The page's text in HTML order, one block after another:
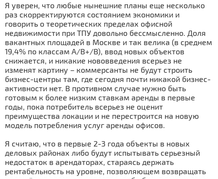
Я уверен, что любые нынешние планы еще несколько
раз скорректируются состоянием экономики и
говорить о теоретических пределах офисной
недвижимости при ТПУ довольно бессмысленно. Доля
вакантных площадей в Москве и так велика (в среднем
19,4% по классам А/В+/В), ввод новых объектов
снижается, и никакие нововведения всерьез не
изменят картину – коммерсанты не будут строить
бизнес-центры там, где сегодня почти никакой бизнес-
активности нет. В противном случае нужно быть
готовым к более низким ставкам аренды в первые
годы, пока потребитель всерьез не оценит
преимущества локации и не перестроится на новую
модель потребления услуг аренды офисов.
Я считаю, что в первые 2-3 года объекты в новых
деловых районах либо будут испытывать серьезный
недостаток в арендаторах, стараясь держать
рентабельность на уровне, позволяющем возвращать